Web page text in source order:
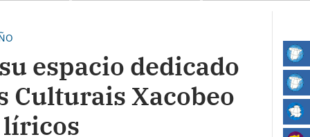
espacio dedicado
Culturais Xacobeo
líricos